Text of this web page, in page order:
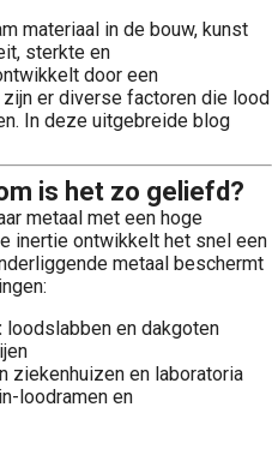
materiaal in de bouw, kunst
sterkte en
door een
er diverse factoren die lood
In deze uitgebreide blog
is het zo geliefd?
metaal met een hoge
inertie ontwikkelt het snel een
metaal beschermt
loodslabben en dakgoten
ziekenhuizen en laboratoria
loodramen en